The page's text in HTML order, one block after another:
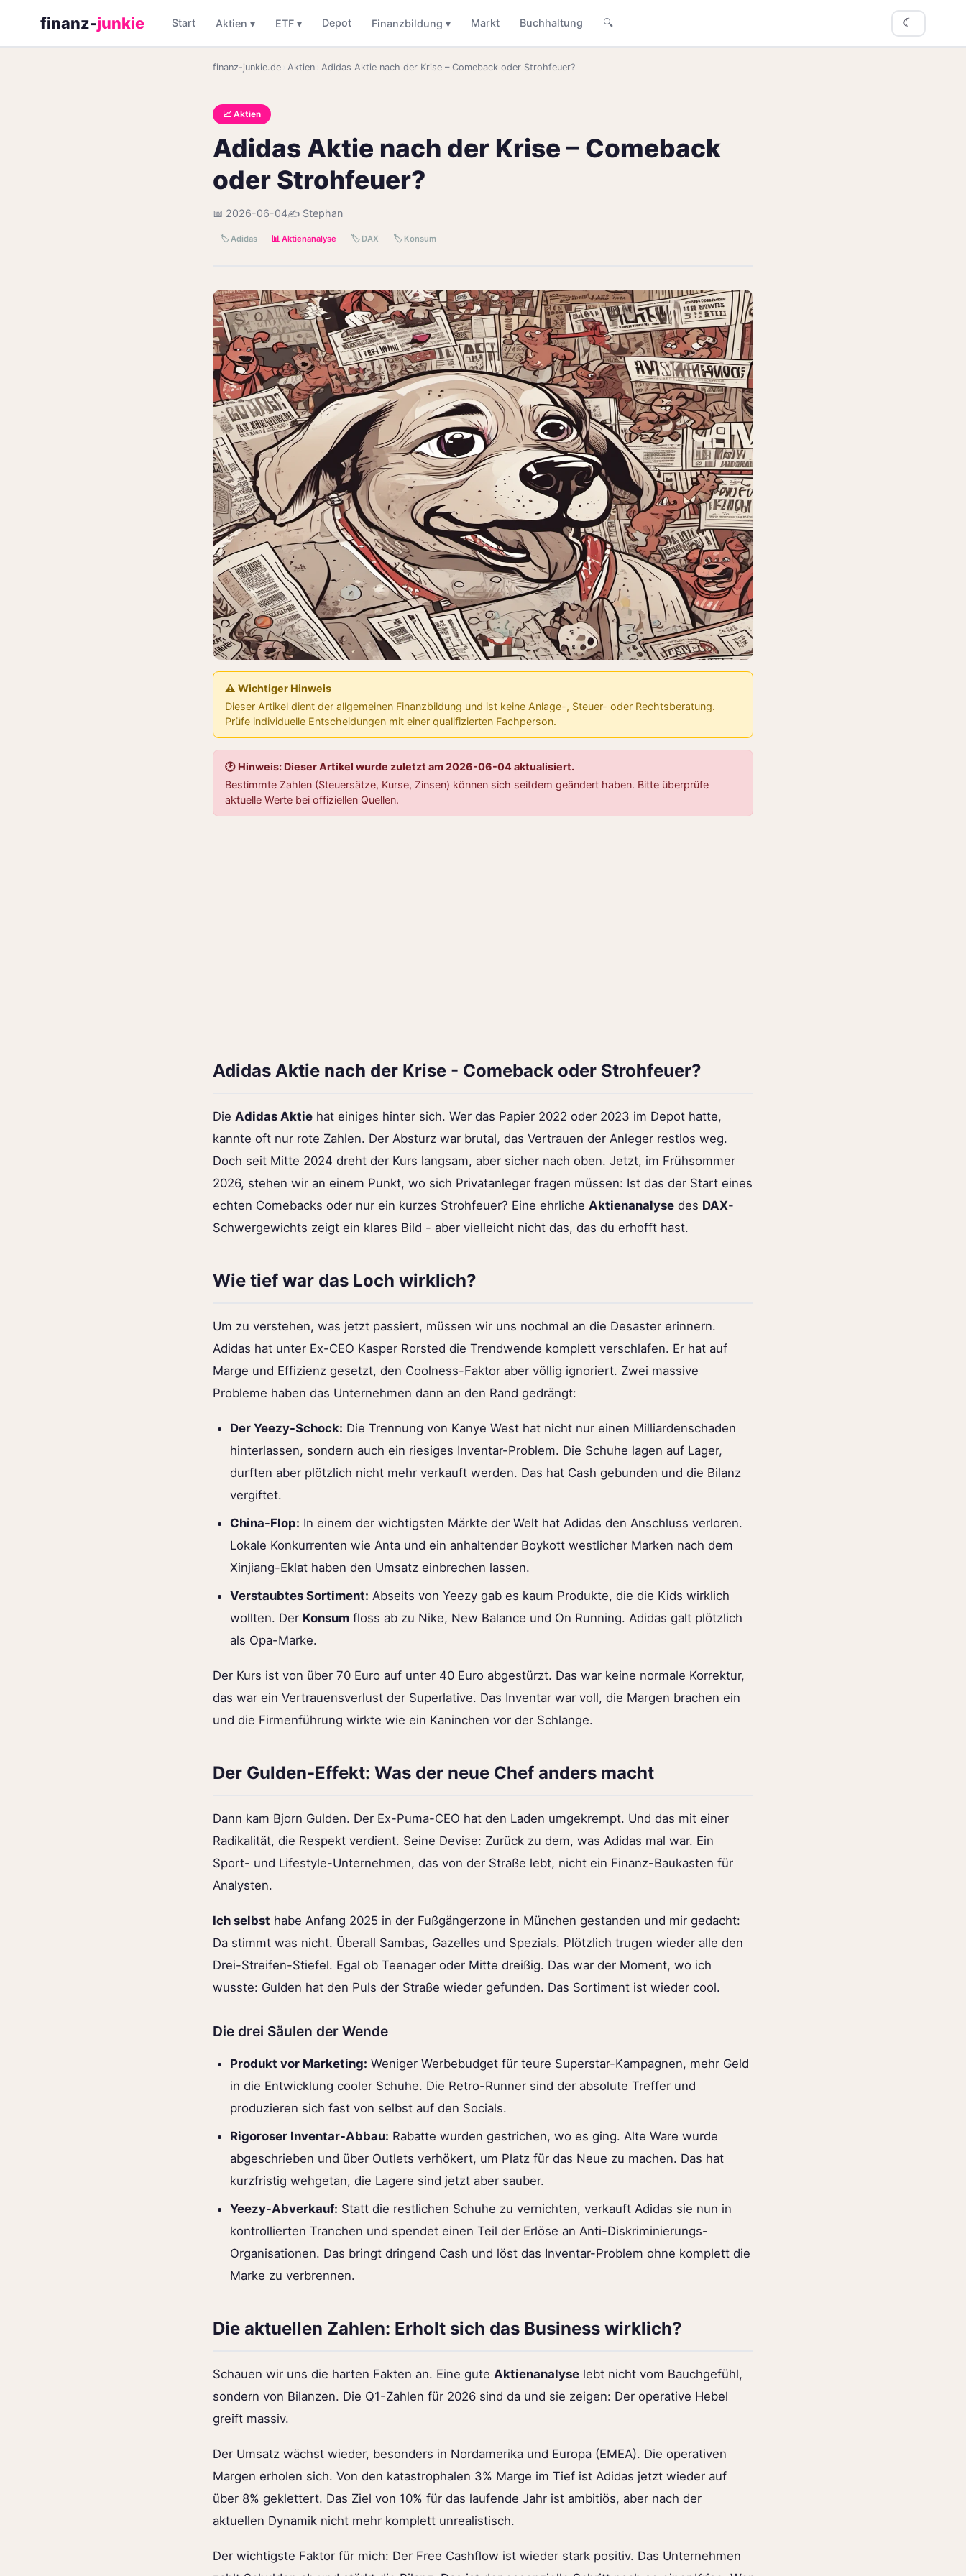
finanz-junkie Start Aktien ▾ ETF ▾ Depot Finanzbildung ▾ Markt Buchhaltung 🔍 ☾
finanz-junkie.de Aktien Adidas Aktie nach der Krise – Comeback oder Strohfeuer?
📈 Aktien
Adidas Aktie nach der Krise – Comeback
oder Strohfeuer?
📅 2026-06-04✍️ Stephan
🏷️ Adidas 📊 Aktienanalyse 🏷️ DAX 🏷️ Konsum
⚠️ Wichtiger Hinweis
Dieser Artikel dient der allgemeinen Finanzbildung und ist keine Anlage-, Steuer- oder Rechtsberatung.
Prüfe individuelle Entscheidungen mit einer qualifizierten Fachperson.
🕑 Hinweis: Dieser Artikel wurde zuletzt am 2026-06-04 aktualisiert.
Bestimmte Zahlen (Steuersätze, Kurse, Zinsen) können sich seitdem geändert haben. Bitte überprüfe
aktuelle Werte bei offiziellen Quellen.
Adidas Aktie nach der Krise - Comeback oder Strohfeuer?
Die Adidas Aktie hat einiges hinter sich. Wer das Papier 2022 oder 2023 im Depot hatte,
kannte oft nur rote Zahlen. Der Absturz war brutal, das Vertrauen der Anleger restlos weg.
Doch seit Mitte 2024 dreht der Kurs langsam, aber sicher nach oben. Jetzt, im Frühsommer
2026, stehen wir an einem Punkt, wo sich Privatanleger fragen müssen: Ist das der Start eines
echten Comebacks oder nur ein kurzes Strohfeuer? Eine ehrliche Aktienanalyse des DAX-
Schwergewichts zeigt ein klares Bild - aber vielleicht nicht das, das du erhofft hast.
Wie tief war das Loch wirklich?
Um zu verstehen, was jetzt passiert, müssen wir uns nochmal an die Desaster erinnern.
Adidas hat unter Ex-CEO Kasper Rorsted die Trendwende komplett verschlafen. Er hat auf
Marge und Effizienz gesetzt, den Coolness-Faktor aber völlig ignoriert. Zwei massive
Probleme haben das Unternehmen dann an den Rand gedrängt:
Der Yeezy-Schock: Die Trennung von Kanye West hat nicht nur einen Milliardenschaden
hinterlassen, sondern auch ein riesiges Inventar-Problem. Die Schuhe lagen auf Lager,
durften aber plötzlich nicht mehr verkauft werden. Das hat Cash gebunden und die Bilanz
vergiftet.
China-Flop: In einem der wichtigsten Märkte der Welt hat Adidas den Anschluss verloren.
Lokale Konkurrenten wie Anta und ein anhaltender Boykott westlicher Marken nach dem
Xinjiang-Eklat haben den Umsatz einbrechen lassen.
Verstaubtes Sortiment: Abseits von Yeezy gab es kaum Produkte, die die Kids wirklich
wollten. Der Konsum floss ab zu Nike, New Balance und On Running. Adidas galt plötzlich
als Opa-Marke.
Der Kurs ist von über 70 Euro auf unter 40 Euro abgestürzt. Das war keine normale Korrektur,
das war ein Vertrauensverlust der Superlative. Das Inventar war voll, die Margen brachen ein
und die Firmenführung wirkte wie ein Kaninchen vor der Schlange.
Der Gulden-Effekt: Was der neue Chef anders macht
Dann kam Bjorn Gulden. Der Ex-Puma-CEO hat den Laden umgekrempt. Und das mit einer
Radikalität, die Respekt verdient. Seine Devise: Zurück zu dem, was Adidas mal war. Ein
Sport- und Lifestyle-Unternehmen, das von der Straße lebt, nicht ein Finanz-Baukasten für
Analysten.
Ich selbst habe Anfang 2025 in der Fußgängerzone in München gestanden und mir gedacht:
Da stimmt was nicht. Überall Sambas, Gazelles und Spezials. Plötzlich trugen wieder alle den
Drei-Streifen-Stiefel. Egal ob Teenager oder Mitte dreißig. Das war der Moment, wo ich
wusste: Gulden hat den Puls der Straße wieder gefunden. Das Sortiment ist wieder cool.
Die drei Säulen der Wende
Produkt vor Marketing: Weniger Werbebudget für teure Superstar-Kampagnen, mehr Geld
in die Entwicklung cooler Schuhe. Die Retro-Runner sind der absolute Treffer und
produzieren sich fast von selbst auf den Socials.
Rigoroser Inventar-Abbau: Rabatte wurden gestrichen, wo es ging. Alte Ware wurde
abgeschrieben und über Outlets verhökert, um Platz für das Neue zu machen. Das hat
kurzfristig wehgetan, die Lagere sind jetzt aber sauber.
Yeezy-Abverkauf: Statt die restlichen Schuhe zu vernichten, verkauft Adidas sie nun in
kontrollierten Tranchen und spendet einen Teil der Erlöse an Anti-Diskriminierungs-
Organisationen. Das bringt dringend Cash und löst das Inventar-Problem ohne komplett die
Marke zu verbrennen.
Die aktuellen Zahlen: Erholt sich das Business wirklich?
Schauen wir uns die harten Fakten an. Eine gute Aktienanalyse lebt nicht vom Bauchgefühl,
sondern von Bilanzen. Die Q1-Zahlen für 2026 sind da und sie zeigen: Der operative Hebel
greift massiv.
Der Umsatz wächst wieder, besonders in Nordamerika und Europa (EMEA). Die operativen
Margen erholen sich. Von den katastrophalen 3% Marge im Tief ist Adidas jetzt wieder auf
über 8% geklettert. Das Ziel von 10% für das laufende Jahr ist ambitiös, aber nach der
aktuellen Dynamik nicht mehr komplett unrealistisch.
Der wichtigste Faktor für mich: Der Free Cashflow ist wieder stark positiv. Das Unternehmen